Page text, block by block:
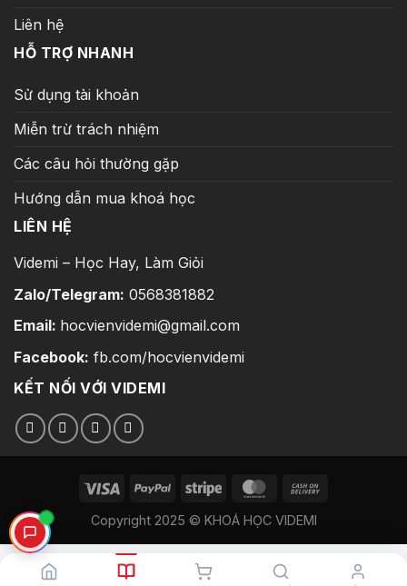
Liên hệ
HỖ TRỢ NHANH
Sử dụng tài khoản
Miễn trừ trách nhiệm
Các câu hỏi thường gặp
Hướng dẫn mua khoá học
LIÊN HỆ
Videmi – Học Hay, Làm Giỏi
Zalo/Telegram: 0568381882
Email: hocvienvidemi@gmail.com
Facebook: fb.com/hocvienvidemi
KẾT NỐI VỚI VIDEMI
Copyright 2025 © KHOÁ HỌC VIDEMI